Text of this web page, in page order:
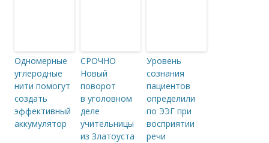
Одномерные
углеродные
нити помогут
создать
эффективный
аккумулятор
СРОЧНО
Новый
поворот
в уголовном
деле
учительницы
из Златоуста
Уровень
сознания
пациентов
определили
по ЭЭГ при
восприятии
речи